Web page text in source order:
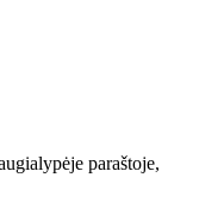
paraštoje,